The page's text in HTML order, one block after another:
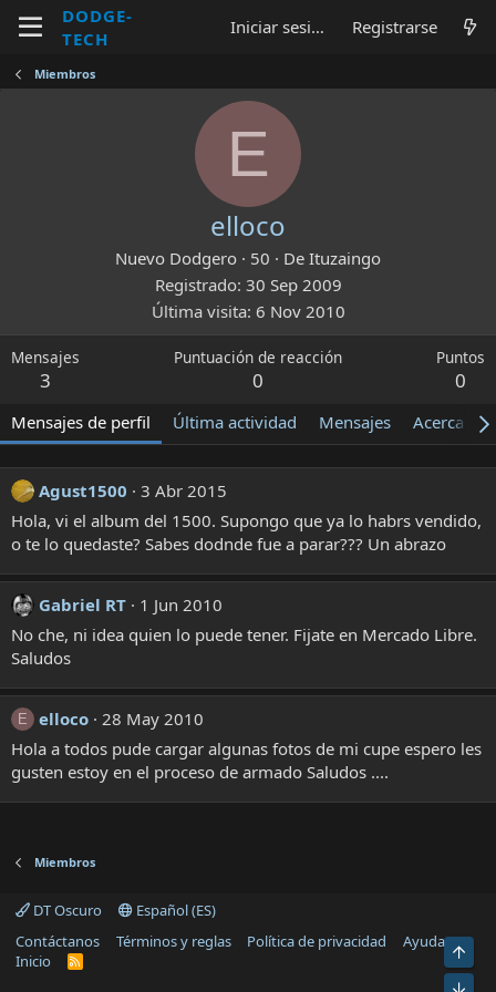
DODGE-
TECH
Iniciar sesión Registrarse
Miembros
E
elloco
Nuevo Dodgero · 50 · De Ituzaingo
Registrado 30 Sep 2009
Última visita 6 Nov 2010
Mensajes
3
Puntuación de reacción
0
Puntos
0
Mensajes de perfil Última actividad Mensajes Acerca de
Agust1500
3 Abr 2015
Hola, vi el album del 1500. Supongo que ya lo habrs vendido,
o te lo quedaste? Sabes dodnde fue a parar??? Un abrazo
Gabriel RT
1 Jun 2010
No che, ni idea quien lo puede tener. Fijate en Mercado Libre.
Saludos
E elloco 28 May 2010
Hola a todos pude cargar algunas fotos de mi cupe espero les
gusten estoy en el proceso de armado Saludos ....
Miembros
DT Oscuro
Español (ES)
Contáctanos
Términos y reglas Política de privacidad
Ayuda
Inicio
R